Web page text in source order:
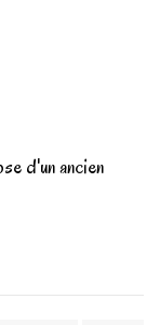
d'un ancien